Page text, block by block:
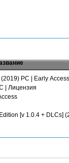
(2019) PC | Early Access
| Лицензия
[v 1.0.4 + DLCs]